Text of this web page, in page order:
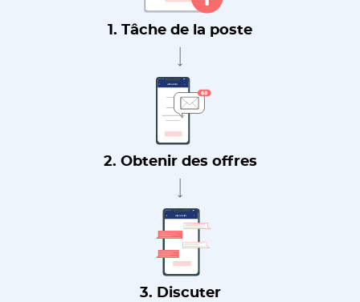
1. Tâche de la poste
2. Obtenir des offres
3. Discuter